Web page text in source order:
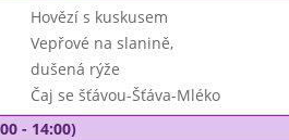
Hovězí s kuskusem
Vepřové na slanině,
dušená rýže
Čaj se šťávou-Šťáva-Mléko
- 14:00)